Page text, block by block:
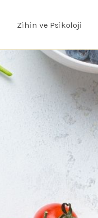
Zihin ve Psikoloji